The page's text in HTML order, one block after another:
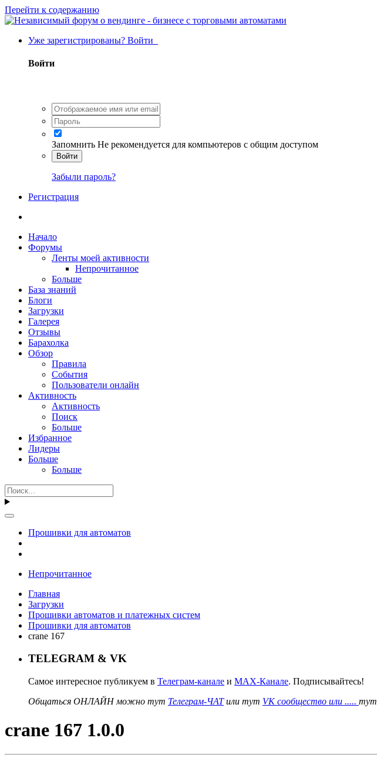
Перейти к содержанию
Уже зарегистрированы? Войти
Войти
Запомнить Не рекомендуется для компьютеров с общим доступом
Войти
Забыли пароль?
Регистрация
Начало
Форумы
Ленты моей активности
Непрочитанное
Больше
База знаний
Блоги
Загрузки
Галерея
Отзывы
Барахолка
Обзор
Правила
События
Пользователи онлайн
Активность
Активность
Поиск
Больше
Избранное
Лидеры
Больше
Больше
Прошивки для автоматов
Непрочитанное
Главная
Загрузки
Прошивки автоматов и платежных систем
Прошивки для автоматов
crane 167
TELEGRAM & VK
Самое интересное публикуем в Телеграм-канале и MAX-Канале. Подписывайтесь!
Общаться ОНЛАЙН можно тут Телеграм-ЧАТили тут VK сообщество или ..... тут
crane 167 1.0.0